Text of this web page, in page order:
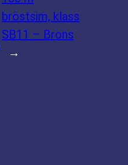
bröstsim, klass
SB11 – Brons
→